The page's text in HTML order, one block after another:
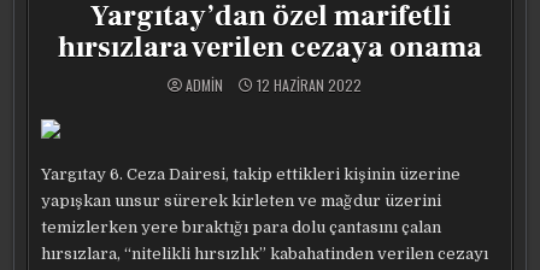
Yargıtay’dan özel marifetli
hırsızlara verilen cezaya onama
ADMIN 12 HAZIRAN 2022
Yargıtay 6. Ceza Dairesi, takip ettikleri kişinin üzerine
yapışkan unsur sürerek kirleten ve mağdur üzerini
temizlerken yere bıraktığı para dolu çantasını çalan
hırsızlara, “nitelikli hırsızlık” kabahatinden verilen cezayı